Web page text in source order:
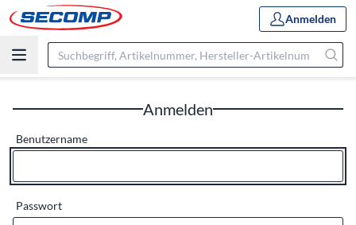
Anmelden
Anmelden
Benutzername
Passwort